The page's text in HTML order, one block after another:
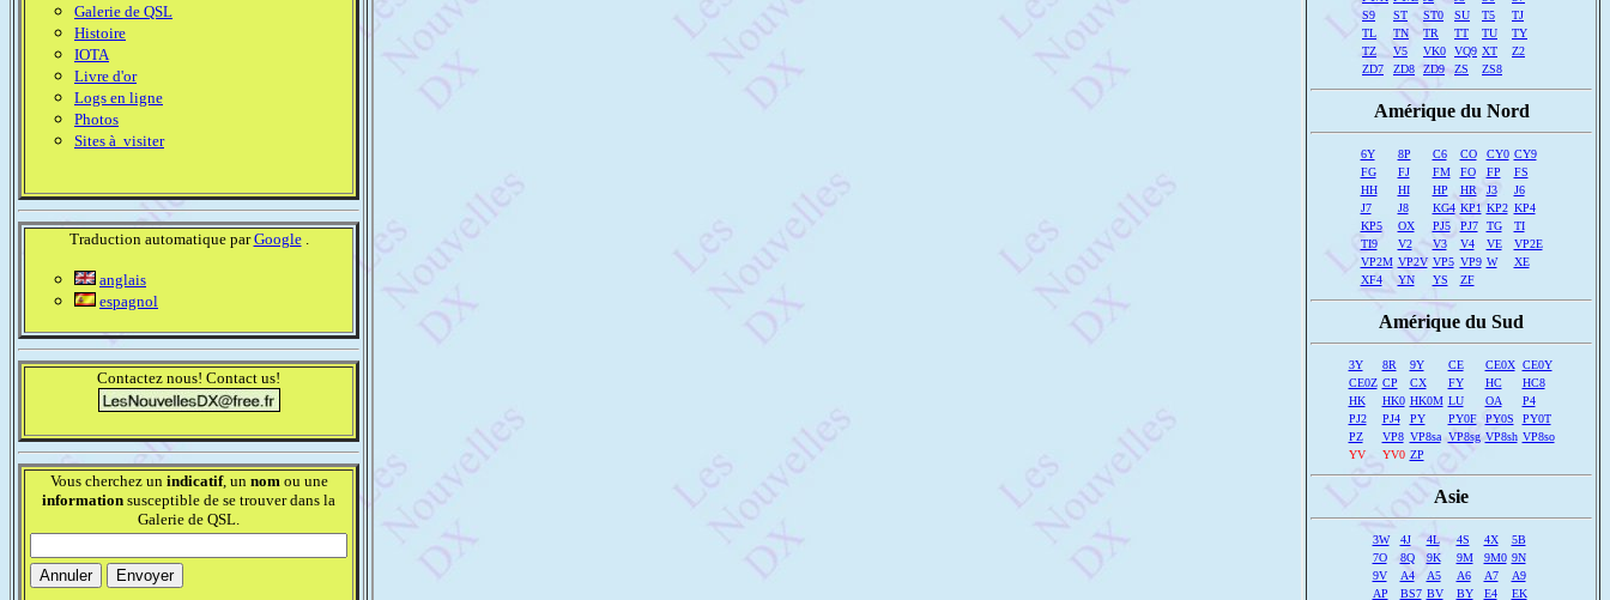
Galerie de QSL
Histoire
IOTA
Livre d'or
Logs en ligne
Photos
Sites à visiter
Traduction automatique parGoogle.
anglais
espagnol
Contactez nous! Contact us!
Vous cherchez un indicatif, un nomou une
information susceptible de se trouver dans la
Galerie de QSL.
S9
ST ST0 SU T5
TJ
TL
TN TR TT TU
TY
TZ
V5 VK0 VQ9 XT
Z2
ZD7
ZD8 ZD9 ZS ZS8
Amérique du Nord
6Y 8P C6 CO CY0 CY9
FG
FJ FM FO FP
FS
HH
HI HP HR J3
J6
J7
J8 KG4 KP1 KP2 KP4
KP5
OX PJ5 PJ7 TG
TI
TI9
V2 V3 V4 VE
VP2E
VP2M VP2V VP5 VP9 W
XE
XF4
YN YS ZF
Amérique du Sud
3Y 8R 9Y CE CE0X CE0Y
CE0Z CP CX FY HC
HC8
HK
HK0 HK0M LU OA
P4
PJ2
PJ4 PY PY0F PY0S
PY0T
PZ
VP8 VP8sa VP8sg VP8sh VP8so
YV
YV0 ZP
Asie
3W 4J 4L 4S 4X
5B
7O
8Q 9K 9M 9M0 9N
9V
A4 A5 A6 A7
A9
AP
BS7 BV BY E4
EK